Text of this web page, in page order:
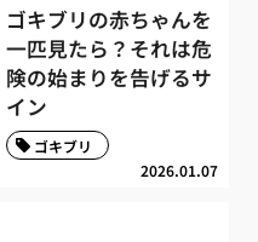
ゴキブリの赤ちゃんを
一匹見たら？それは危
険の始まりを告げるサ
イン
2026.01.07
ゴキブリ